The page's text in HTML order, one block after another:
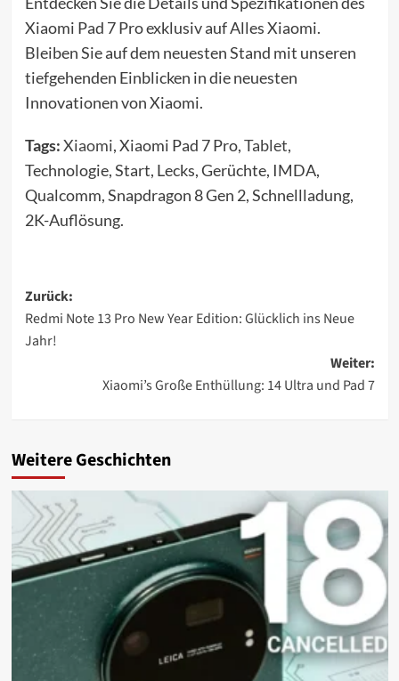
Xiaomi Pad 7 Pro exklusiv auf Alles Xiaomi.
Bleiben Sie auf dem neuesten Stand mit unseren
tiefgehenden Einblicken in die neuesten
Innovationen von Xiaomi.
Tags:Xiaomi, Xiaomi Pad 7 Pro,Tablet,
Technologie, Start, Lecks, Gerüchte, IMDA,
Qualcomm, Snapdragon 8 Gen 2, Schnellladung,
2K-Auflösung.
Beitragsnavigation
Zurück:
Redmi Note 13 Pro New Year Edition: Glücklich ins Neue
Jahr!
Weiter:
Xiaomi’s Große Enthüllung: 14 Ultra und Pad 7
Weitere Geschichten